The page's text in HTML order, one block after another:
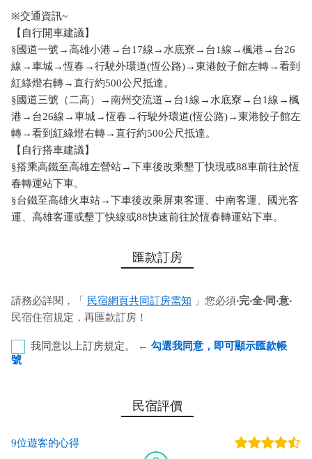
※交通資訊~
【自行開車建議】
§國道一號→高雄小港→台17線→水底寮→台1線→楓港→台26
線→車城→恆春→行駛外環道(恆公路)→東港餃子館左轉→看到
紅綠燈右轉→直行約500公尺抵達。
§國道三號（二高）→南州交流道→台1線→水底寮→台1線→楓
港→台26線→車城→恆春→行駛外環道(恆公路)→東港餃子館左
轉→看到紅綠燈右轉→直行約500公尺抵達。
【自行搭車建議】
§搭乘高鐵至高雄左營站→下車後改乘墾丁快現或88車前往於恆
春轉運站下車。
§台鐵至高雄火車站→下車後改乘屏東客運、中南客運、國光客
運、高雄客運或墾丁快線或88快速前往於恆春轉運站下車。
匯款訂房
請務必詳閱，「 民宿網頁共同訂房需知 」您必須‧完‧全‧同‧意‧
民宿住宿規定，再匯款訂房！
我同意以上訂房規定。
← 勾選我同意，即可顯示匯款帳
號
郵局700 局號：0021654 帳號：0015360 戶名：曾家榛
ATM]、 [一銀ATM
民宿評價
9位遊客的心得